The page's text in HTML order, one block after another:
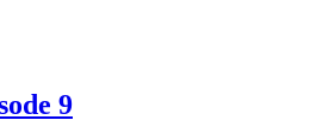
9